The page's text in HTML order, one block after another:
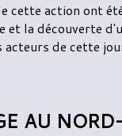
cette action ont
et la découverte
acteurs de cette
AU